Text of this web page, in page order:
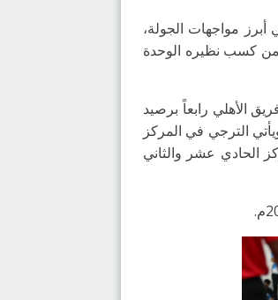
الجولة الحادية عشر من البطولة التي جرت أمس الخميس، عن فوز مضر على الخليج بنتيجة (20-27) في أبرز مواجهات الجولة،
على الابتسام بفارق هدف وحيد بنتيجة (31-32)، وتمكن الأهلي من كسب نظيره الوحدة
الأولى توالياً برصيد 18 نقطة لكل منهم، يتبعهم فريق الأهلي رابعاً برصيد
الخامس والسادس برصيد 14 نقطة، وبعدهم الوحدة في المركز السابع برصيد 10 نقاط، ويأتي الترجي في المركز
ثم الابتسام والمحيط في المركز الحادي عشر والثاني